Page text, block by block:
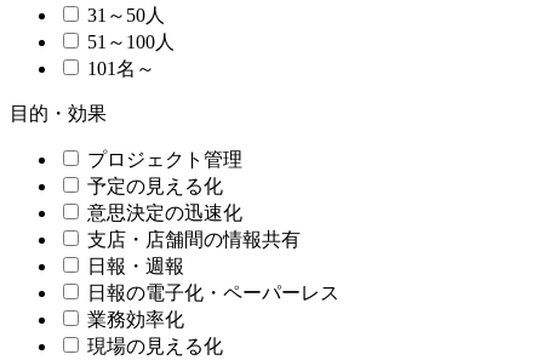
31～50人
51～100人
101名～
目的・効果
プロジェクト管理
予定の見える化
意思決定の迅速化
支店・店舗間の情報共有
日報・週報
日報の電子化・ペーパーレス
業務効率化
現場の見える化